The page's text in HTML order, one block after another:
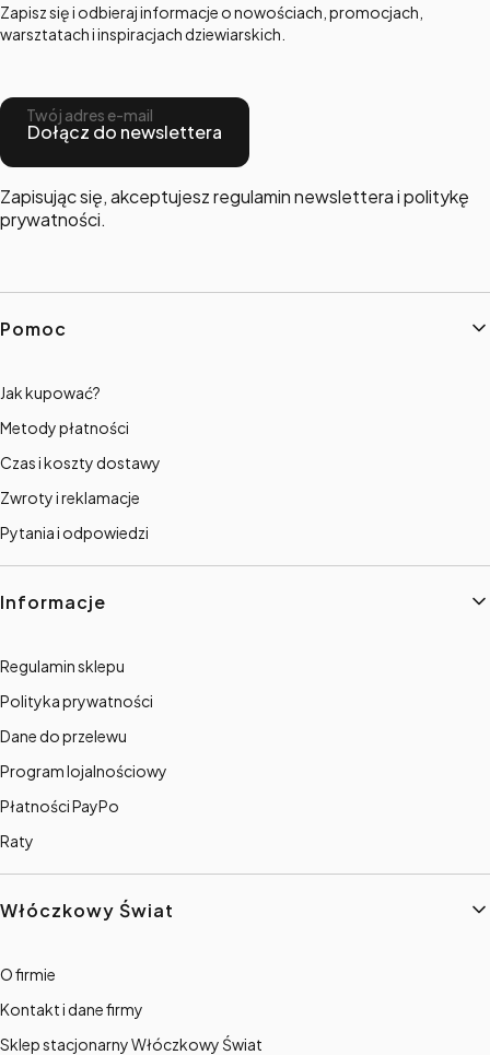
Zapisz się i odbieraj informacje o nowościach, promocjach,
warsztatach i inspiracjach dziewiarskich.
Twój adres e-mail
Dołącz do newslettera
Zapisując się, akceptujesz regulamin newslettera i politykę
prywatności.
Linki w stopce
Pomoc
Jak kupować?
Metody płatności
Czas i koszty dostawy
Zwroty i reklamacje
Pytania i odpowiedzi
Informacje
Regulamin sklepu
Polityka prywatności
Dane do przelewu
Program lojalnościowy
Płatności PayPo
Raty
Włóczkowy Świat
O firmie
Kontakt i dane firmy
Sklep stacjonarny Włóczkowy Świat